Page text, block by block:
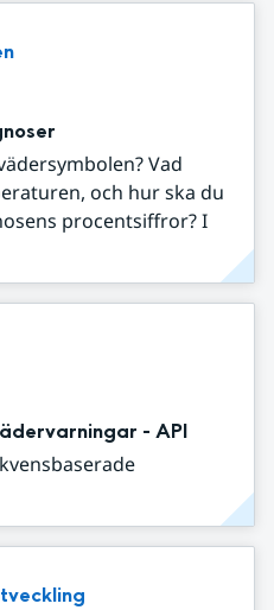
Vad
och hur ska du
procentsiffror? I
- API